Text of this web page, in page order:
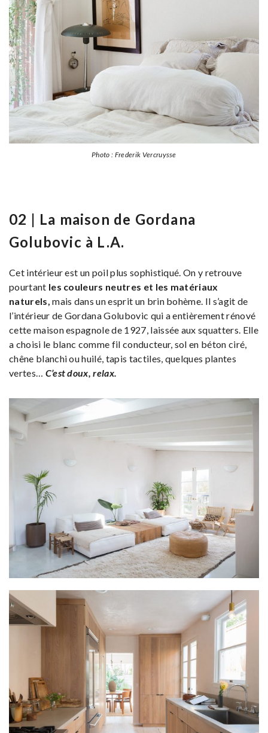
Photo : Frederik Vercruysse
02 | La maison de Gordana
Golubovic à L.A.
Cet intérieur est un poil plus sophistiqué. On y retrouve
pourtant les couleurs neutres et les matériaux
naturels, mais dans un esprit un brin bohème. Il s’agit de
l’intérieur de Gordana Golubovic qui a entièrement rénové
cette maison espagnole de 1927, laissée aux squatters. Elle
a choisi le blanc comme fil conducteur, sol en béton ciré,
chêne blanchi ou huilé, tapis tactiles, quelques plantes
vertes… C’est doux, relax.